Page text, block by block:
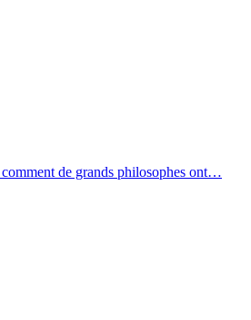
de grands philosophes ont…